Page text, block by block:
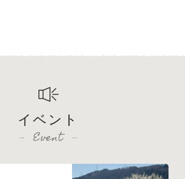
イベント
Event